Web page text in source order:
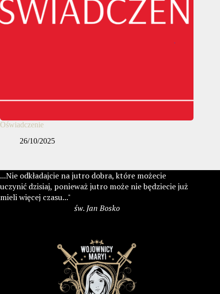
Oświadczenie
26/10/2025
...Nie odkładajcie na jutro dobra, które możecie
uczynić dzisiaj, ponieważ jutro może nie będziecie już
mieli więcej czasu..."
św. Jan Bosko